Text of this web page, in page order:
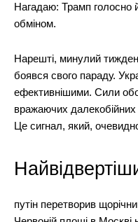
Нагадаю: Трамп голосно
обміном.
Нарешті, минулий
боявся свого параду.
ефективнішими. Сили
вражаючих далекобійних
Це сигнал, який,
путін перетворив